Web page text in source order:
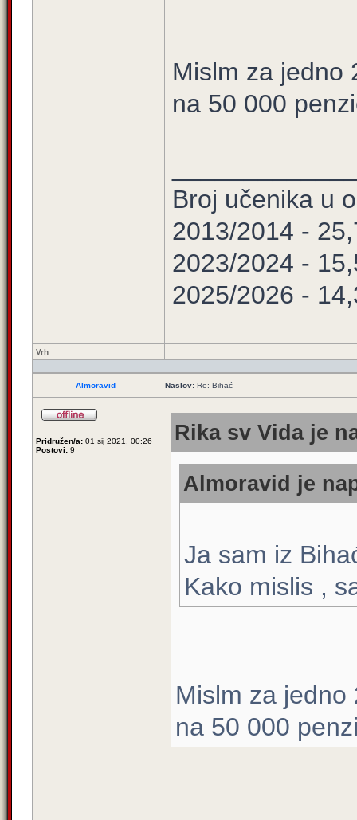
Mislm za jedno
na 50 000
Broj učenika u
2013/2014 -
2023/2024 -
2025/2026 -
Vrh
Almoravid Naslov: Re: Bihać
Pridružen/a: 01 sij 2021, 00:26
Postovi: 9
Rika sv Vida je
Almoravid je
Ja sam iz
Kako mislis ,
Mislm za jedno
na 50 000